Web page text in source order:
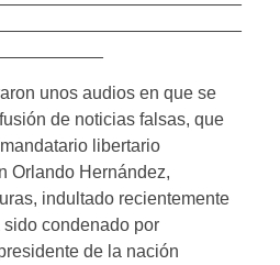
unos audios en que se
de noticias falsas, que
libertario
Orlando Hernández,
indultado recientemente
condenado por
de la nación